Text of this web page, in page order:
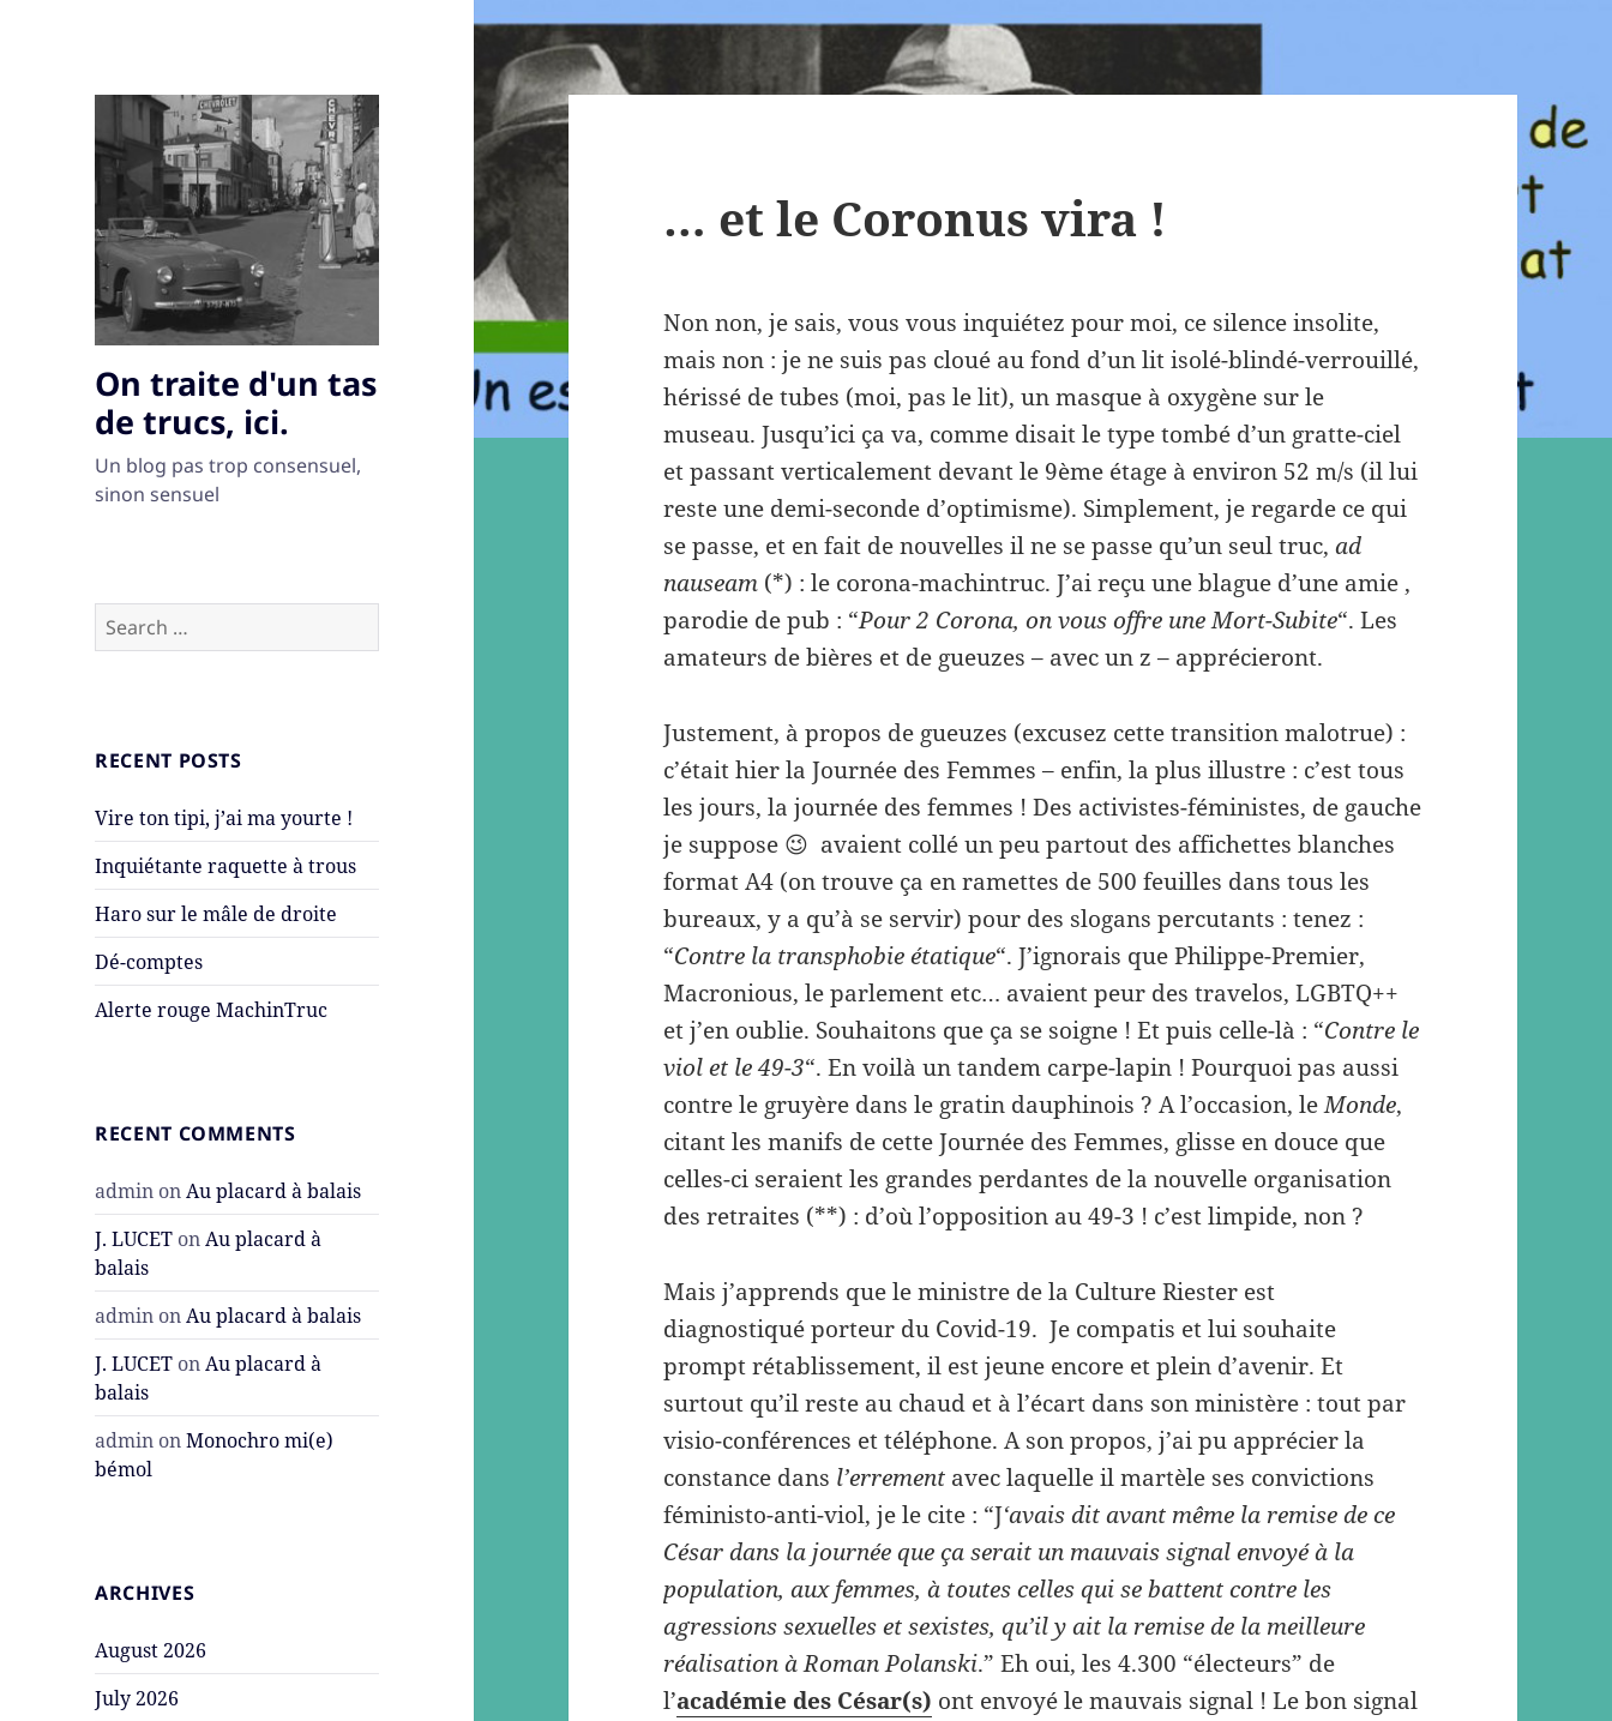
On traite d'un tas
de trucs, ici.
Un blog pas trop consensuel,
sinon sensuel
Search
for:
RECENT POSTS
Vire ton tipi, j’ai ma yourte !
Inquiétante raquette à trous
Haro sur le mâle de droite
Dé-comptes
Alerte rouge MachinTruc
RECENT COMMENTS
admin onAu placard à balais
J. LUCET onAu placard à
balais
admin onAu placard à balais
J. LUCET onAu placard à
balais
admin onMonochro mi(e)
bémol
ARCHIVES
August 2026
July 2026
… et le Coronus vira !
Non non, je sais, vous vous inquiétez pour moi, ce silence insolite,
mais non : je ne suis pas cloué au fond d’un lit isolé-blindé-verrouillé,
hérissé de tubes (moi, pas le lit), un masque à oxygène sur le
museau. Jusqu’ici ça va, comme disait le type tombé d’un gratte-ciel
et passant verticalement devant le 9ème étage à environ 52 m/s (il lui
reste une demi-seconde d’optimisme). Simplement, je regarde ce qui
se passe, et en fait de nouvelles il ne se passe qu’un seul truc,ad
nauseam (*) : le corona-machintruc. J’ai reçu une blague d’une amie ,
parodie de pub : “Pour 2 Corona, on vous offre une Mort-Subite“. Les
amateurs de bières et de gueuzes – avec un z – apprécieront.
Justement, à propos de gueuzes (excusez cette transition malotrue) :
c’était hier la Journée des Femmes – enfin, la plus illustre : c’est tous
les jours, la journée des femmes ! Des activistes-féministes, de gauche
je suppose 😉 avaient collé un peu partout des affichettes blanches
format A4 (on trouve ça en ramettes de 500 feuilles dans tous les
bureaux, y a qu’à se servir) pour des slogans percutants : tenez :
“Contre la transphobie étatique“. J’ignorais que Philippe-Premier,
Macronious, le parlement etc… avaient peur des travelos, LGBTQ++
et j’en oublie. Souhaitons que ça se soigne ! Et puis celle-là : “Contre le
viol et le 49-3“. En voilà un tandem carpe-lapin ! Pourquoi pas aussi
contre le gruyère dans le gratin dauphinois ? A l’occasion, leMonde,
citant les manifs de cette Journée des Femmes, glisse en douce que
celles-ci seraient les grandes perdantes de la nouvelle organisation
des retraites (**) : d’où l’opposition au 49-3 ! c’est limpide, non ?
Mais j’apprends que le ministre de la Culture Riester est
diagnostiqué porteur du Covid-19. Je compatis et lui souhaite
prompt rétablissement, il est jeune encore et plein d’avenir. Et
surtout qu’il reste au chaud et à l’écart dans son ministère : tout par
visio-conférences et téléphone. A son propos, j’ai pu apprécier la
constance dans l’errement avec laquelle il martèle ses convictions
féministo-anti-viol, je le cite : “J‘avais dit avant même la remise de ce
César dans la journée que ça serait un mauvais signal envoyé à la
population, aux femmes, à toutes celles qui se battent contre les
agressions sexuelles et sexistes, qu’il y ait la remise de la meilleure
réalisation à Roman Polanski.” Eh oui, les 4.300 “électeurs” de
l’académie des César(s) ont envoyé le mauvais signal ! Le bon signal